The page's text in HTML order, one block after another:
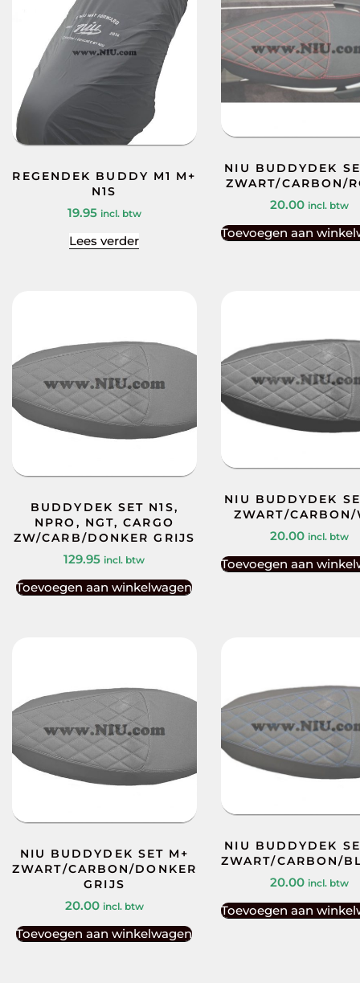
REGENDEK BUDDY M1 M+
N1S
19.95 incl. btw
Lees verder
NIU BUDDYDEK
ZWART/CARBON/
20.00 incl. btw
Toevoegen aan
BUDDYDEK SET N1S,
NPRO, NGT, CARGO
ZW/CARB/DONKER GRIJS
129.95 incl. btw
Toevoegen aan winkelwagen
NIU BUDDYDEK
ZWART/
20.00 incl. btw
Toevoegen aan
NIU BUDDYDEK SET M+
ZWART/CARBON/DONKER
GRIJS
20.00 incl. btw
Toevoegen aan winkelwagen
NIU BUDDYDEK
ZWART/CARBON/
20.00 incl. btw
Toevoegen aan